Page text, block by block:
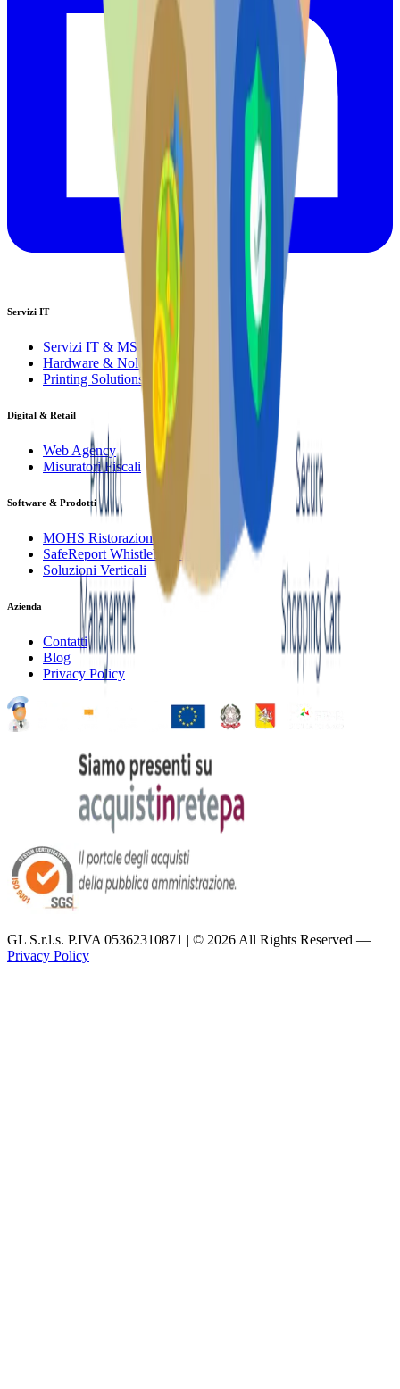
Servizi IT
Servizi IT & MSP
Hardware & Noleggio
Printing Solutions
Digital & Retail
Web Agency
Misuratori Fiscali
Software & Prodotti
MOHS Ristorazione Ospedaliera
SafeReport Whistleblowing
Soluzioni Verticali
Azienda
Contatti
Blog
Privacy Policy
GL S.r.l.s. P.IVA 05362310871 | © 2026 All Rights Reserved —
Privacy Policy